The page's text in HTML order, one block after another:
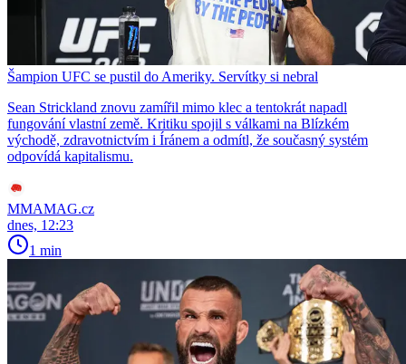
Šampion UFC se pustil do Ameriky. Servítky si nebral
Sean Strickland znovu zamířil mimo klec a tentokrát napadl
fungování vlastní země. Kritiku spojil s válkami na Blízkém
východě, zdravotnictvím i Íránem a odmítl, že současný systém
odpovídá kapitalismu.
MMAMAG.cz
dnes, 12:23
1 min